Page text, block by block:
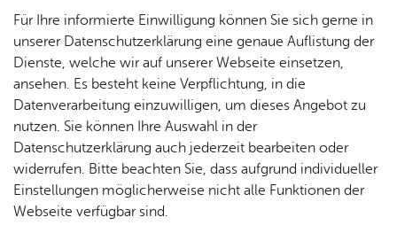
Erweiterte Suche
Fil­ter lö­schen
Für Ihre informierte Einwilligung können Sie sich gerne in
unserer Datenschutzerklärung eine genaue Auflistung der
Dienste, welche wir auf unserer Webseite einsetzen,
ansehen. Es besteht keine Verpflichtung, in die
Datenverarbeitung einzuwilligen, um dieses Angebot zu
nutzen. Sie können Ihre Auswahl in der
Datenschutzerklärung auch jederzeit bearbeiten oder
widerrufen. Bitte beachten Sie, dass aufgrund individueller
Einstellungen möglicherweise nicht alle Funktionen der
Webseite verfügbar sind.